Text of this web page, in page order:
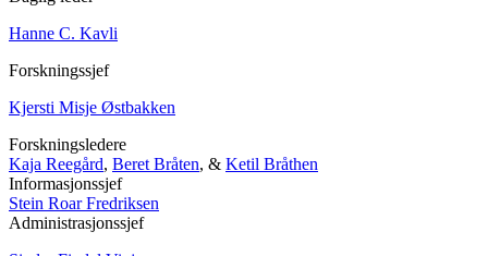
Hanne C. Kavli
Forskningssjef
Kjersti Misje Østbakken
Forskningsledere
Kaja Reegård, Beret Bråten, & Ketil Bråthen
Informasjonssjef
Stein Roar Fredriksen
Administrasjonssjef